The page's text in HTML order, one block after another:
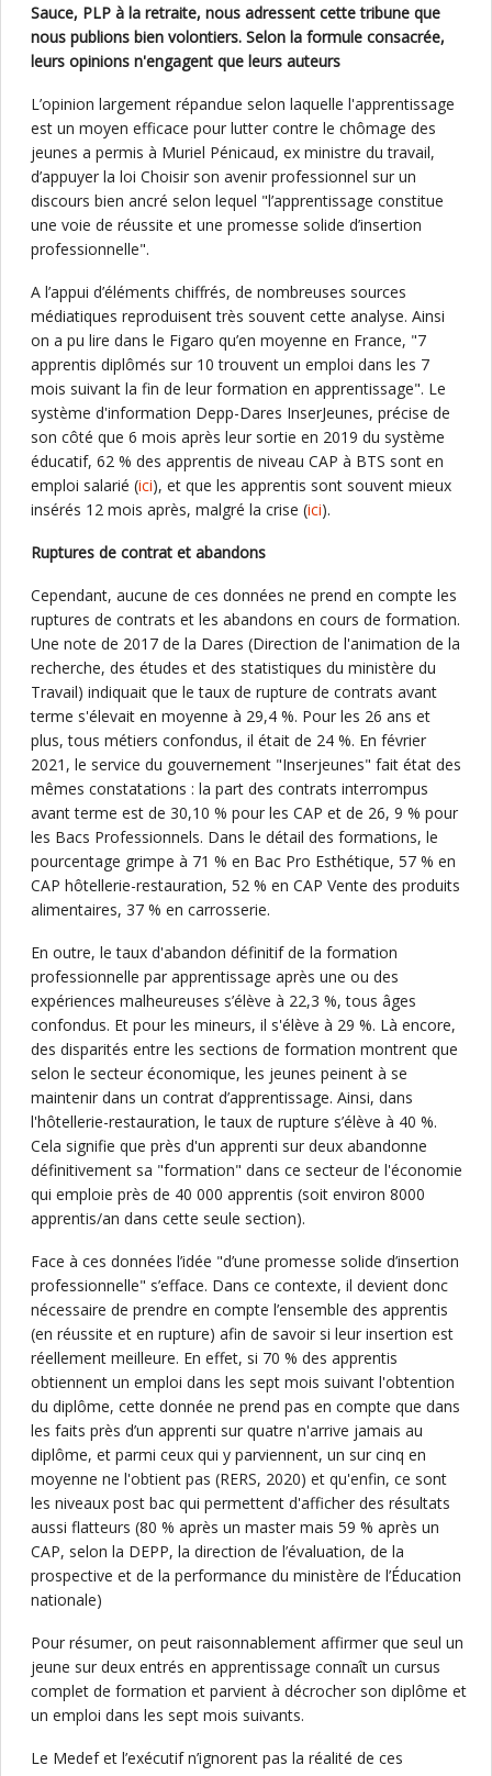
Sauce, PLP à la retraite, nous adressent cette tribune que
nous publions bien volontiers. Selon la formule consacrée,
leurs opinions n'engagent que leurs auteurs
L’opinion largement répandue selon laquelle l'apprentissage
est un moyen efficace pour lutter contre le chômage des
jeunes a permis à Muriel Pénicaud, ex ministre du travail,
d’appuyer la loi Choisir son avenir professionnel sur un
discours bien ancré selon lequel "l’apprentissage constitue
une voie de réussite et une promesse solide d’insertion
professionnelle".
A l’appui d’éléments chiffrés, de nombreuses sources
médiatiques reproduisent très souvent cette analyse. Ainsi
on a pu lire dans le Figaro qu’en moyenne en France, "7
apprentis diplômés sur 10 trouvent un emploi dans les 7
mois suivant la fin de leur formation en apprentissage". Le
système d'information Depp-Dares InserJeunes, précise de
son côté que 6 mois après leur sortie en 2019 du système
éducatif, 62 % des apprentis de niveau CAP à BTS sont en
emploi salarié (ici), et que les apprentis sont souvent mieux
insérés 12 mois après, malgré la crise (ici).
Ruptures de contrat et abandons
Cependant, aucune de ces données ne prend en compte les
ruptures de contrats et les abandons en cours de formation.
Une note de 2017 de la Dares (Direction de l'animation de la
recherche, des études et des statistiques du ministère du
Travail) indiquait que le taux de rupture de contrats avant
terme s'élevait en moyenne à 29,4 %. Pour les 26 ans et
plus, tous métiers confondus, il était de 24 %. En février
2021, le service du gouvernement "Inserjeunes" fait état des
mêmes constatations : la part des contrats interrompus
avant terme est de 30,10 % pour les CAP et de 26, 9 % pour
les Bacs Professionnels. Dans le détail des formations, le
pourcentage grimpe à 71 % en Bac Pro Esthétique, 57 % en
CAP hôtellerie-restauration, 52 % en CAP Vente des produits
alimentaires, 37 % en carrosserie.
En outre, le taux d'abandon définitif de la formation
professionnelle par apprentissage après une ou des
expériences malheureuses s’élève à 22,3 %, tous âges
confondus. Et pour les mineurs, il s'élève à 29 %. Là encore,
des disparités entre les sections de formation montrent que
selon le secteur économique, les jeunes peinent à se
maintenir dans un contrat d’apprentissage. Ainsi, dans
l'hôtellerie-restauration, le taux de rupture s’élève à 40 %.
Cela signifie que près d'un apprenti sur deux abandonne
définitivement sa "formation" dans ce secteur de l'économie
qui emploie près de 40 000 apprentis (soit environ 8000
apprentis/an dans cette seule section).
Face à ces données l’idée "d’une promesse solide d’insertion
professionnelle" s’efface. Dans ce contexte, il devient donc
nécessaire de prendre en compte l’ensemble des apprentis
(en réussite et en rupture) afin de savoir si leur insertion est
réellement meilleure. En effet, si 70 % des apprentis
obtiennent un emploi dans les sept mois suivant l'obtention
du diplôme, cette donnée ne prend pas en compte que dans
les faits près d’un apprenti sur quatre n'arrive jamais au
diplôme, et parmi ceux qui y parviennent, un sur cinq en
moyenne ne l'obtient pas (RERS, 2020) et qu'enfin, ce sont
les niveaux post bac qui permettent d'afficher des résultats
aussi flatteurs (80 % après un master mais 59 % après un
CAP, selon la DEPP, la direction de l’évaluation, de la
prospective et de la performance du ministère de l’Éducation
nationale)
Pour résumer, on peut raisonnablement affirmer que seul un
jeune sur deux entrés en apprentissage connaît un cursus
complet de formation et parvient à décrocher son diplôme et
un emploi dans les sept mois suivants.
Le Medef et l’exécutif n’ignorent pas la réalité de ces